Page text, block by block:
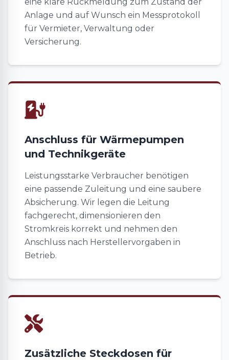
Anlage und auf Wunsch ein Messprotokoll
für Vermieter, Verwaltung oder
Versicherung.
Anschluss für Wärmepumpen
und Technikgeräte
Leistungsstarke Verbraucher benötigen
eine passende Zuleitung und eine saubere
Absicherung. Wir legen die Leitung
fachgerecht, dimensionieren den
Stromkreis korrekt und nehmen den
Anschluss nach Herstellervorgaben in
Betrieb.
Zusätzliche Steckdosen für